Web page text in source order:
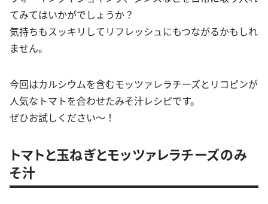
てみてはいかがでしょうか？
気持ちもスッキリしてリフレッシュにもつながるかもしれ
ません。
今回はカルシウムを含むモッツァレラチーズとリコピンが
人気なトマトを合わせたみそ汁レシピです。
ぜひお試しください〜！
トマトと玉ねぎとモッツァレラチーズのみ
そ汁